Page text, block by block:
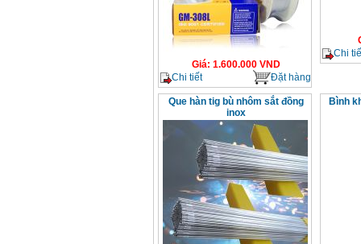
Giá: 1.600.000VND
Chi tiết
Đặt hàng
Chi
Que hàn tig bù nhôm sắt đồng
inox
Bình